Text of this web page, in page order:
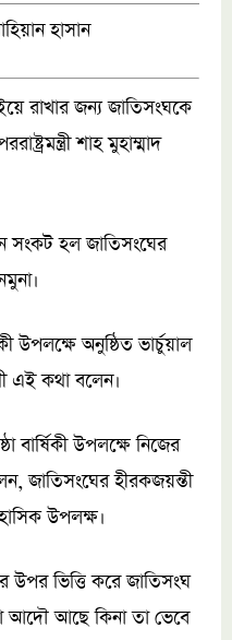
হাসান
রাখার জন্য জাতিসংঘকে
শাহ মুহাম্মাদ
সংকট হল জাতিসংঘের
উপলক্ষে অনুষ্ঠিত ভার্চুয়াল
এই কথা বলেন।
বার্ষিকী উপলক্ষে নিজের
জাতিসংঘের হীরকজয়ন্তী
উপলক্ষ।
উপর ভিত্তি করে জাতিসংঘ
আদৌ আছে কিনা তা ভেবে